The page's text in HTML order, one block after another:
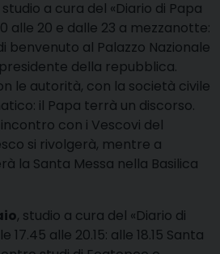
studio a cura del «Diario di Papa
alle 20 e dalle 23 a mezzanotte:
benvenuto al Palazzo Nazionale
della repubblica.
le autorità, con la società civile
il Papa terrà un discorso.
con i Vescovi del
si rivolgerà, mentre a
la Santa Messa nella Basilica
, studio a cura del «Diario di
17.45 alle 20.15: alle 18.15 Santa